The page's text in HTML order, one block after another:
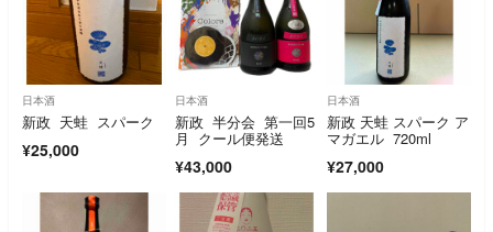
日本酒
新政 天蛙 スパーク
¥25,000
日本酒
新政 半分会 第一回5
月 クール便発送
¥43,000
日本酒
新政 天蛙 スパーク ア
マガエル 720ml
¥27,000